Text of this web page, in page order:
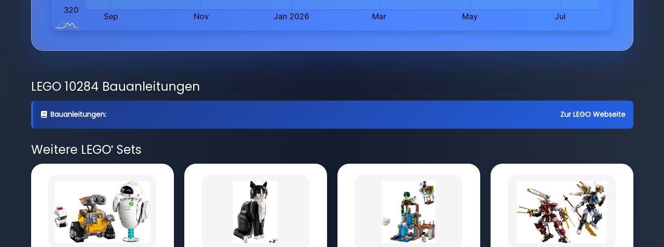
LEGO 10284 Bauanleitungen
Bauanleitungen: Zur LEGO Webseite
Weitere LEGO®Sets